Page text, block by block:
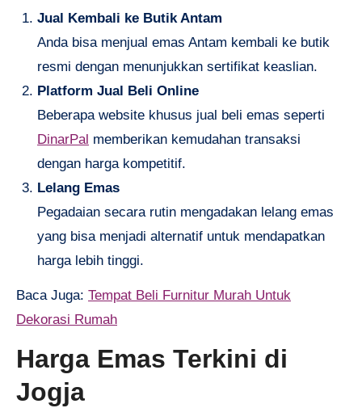
Jual Kembali ke Butik Antam
Anda bisa menjual emas Antam kembali ke butik
resmi dengan menunjukkan sertifikat keaslian.
Platform Jual Beli Online
Beberapa website khusus jual beli emas seperti
DinarPal memberikan kemudahan transaksi
dengan harga kompetitif.
Lelang Emas
Pegadaian secara rutin mengadakan lelang emas
yang bisa menjadi alternatif untuk mendapatkan
harga lebih tinggi.
Baca Juga: Tempat Beli Furnitur Murah Untuk
Dekorasi Rumah
Harga Emas Terkini di
Jogja